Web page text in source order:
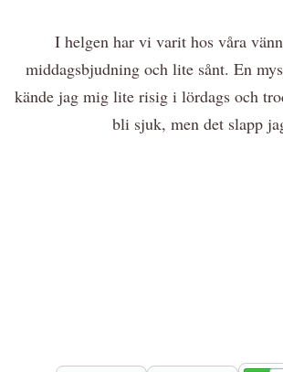
I helgen har vi varit hos våra
middagsbjudning och lite sånt. En
kände jag mig lite risig i lördags och
bli sjuk, men det slapp